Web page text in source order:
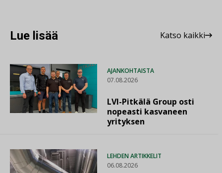
Lue lisää Katso kaikki
AJANKOHTAISTA
07.08.2026
LVI-Pitkälä Group osti
nopeasti kasvaneen
yrityksen
LEHDEN ARTIKKELIT
06.08.2026